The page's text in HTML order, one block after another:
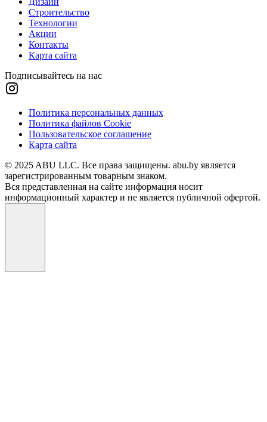
Строительство
Технологии
Акции
Контакты
Карта сайта
Подписывайтесь на нас
Политика персональных данных
Политика файлов Cookie
Пользовательское соглашение
Карта сайта
© 2025 ABU LLC. Все права защищены. abu.by является
зарегистрированным товарным знаком.
Вся представленная на сайте информация носит
информационный характер и не является публичной офертой.